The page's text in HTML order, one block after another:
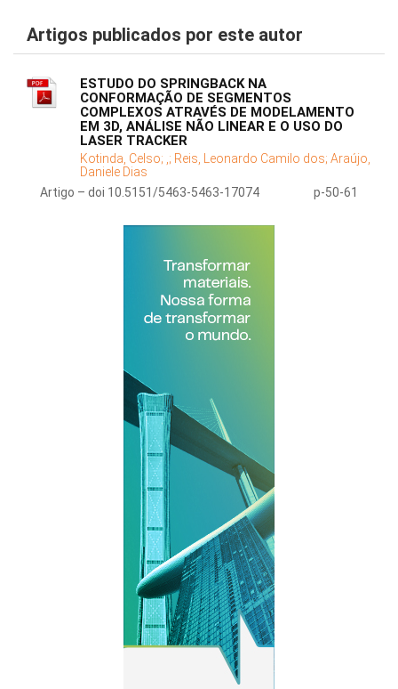
Artigos publicados por este autor
ESTUDO DO SPRINGBACK NA
CONFORMAÇÃO DE SEGMENTOS
COMPLEXOS ATRAVÉS DE MODELAMENTO
EM 3D, ANÁLISE NÃO LINEAR E O USO DO
LASER TRACKER
Kotinda, Celso; ,; Reis, Leonardo Camilo dos; Araújo,
Daniele Dias
Artigo – doi 10.5151/5463-5463-17074
p-50-61